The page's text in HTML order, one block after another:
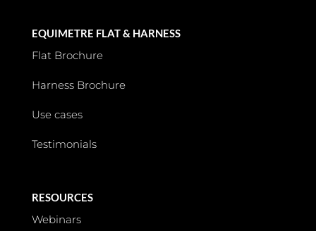
EQUIMETRE FLAT & HARNESS
Flat Brochure
Harness Brochure
Use cases
Testimonials
RESOURCES
Webinars